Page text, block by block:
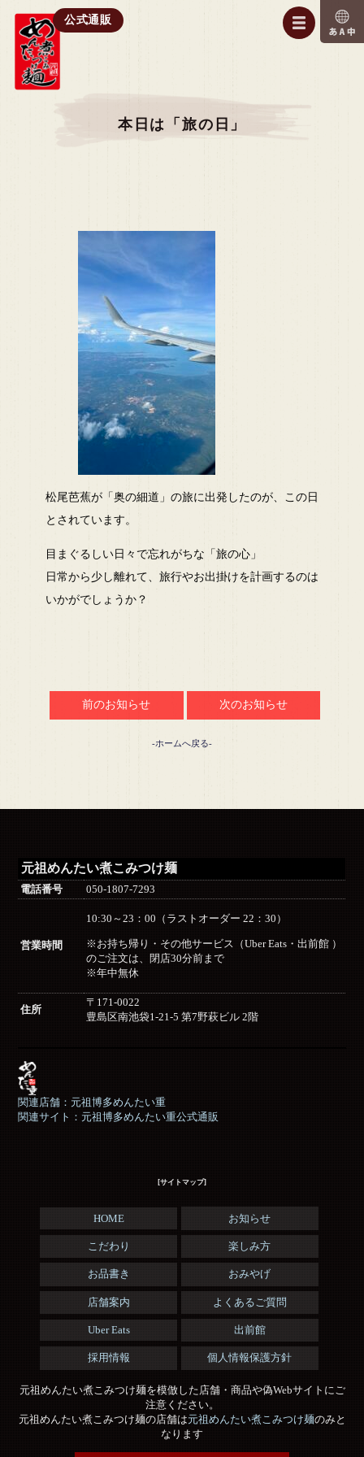
公式通販
本日は「旅の日」
松尾芭蕉が「奥の細道」の旅に出発したのが、この日
とされています。
目まぐるしい日々で忘れがちな「旅の心」
日常から少し離れて、旅行やお出掛けを計画するのは
いかがでしょうか？
前のお知らせ 次のお知らせ
-ホームへ戻る-
元祖めんたい煮こみつけ麺
電話番号 050-1807-7293
営業時間
10:30～23：00（ラストオーダー 22：30）
※お持ち帰り・その他サービス（Uber Eats・出前館 ）
のご注文は、閉店30分前まで
※年中無休
住所
〒171-0022
豊島区南池袋1-21-5 第7野萩ビル 2階
関連店舗：元祖博多めんたい重
関連サイト：元祖博多めんたい重公式通販
[サイトマップ]
HOME お知らせ
こだわり 楽しみ方
お品書き おみやげ
店舗案内 よくあるご質問
Uber Eats 出前館
採用情報 個人情報保護方針
元祖めんたい煮こみつけ麺を模倣した店舗・商品や偽Webサイトにご
注意ください。
元祖めんたい煮こみつけ麺の店舗は元祖めんたい煮こみつけ麺のみと
なります